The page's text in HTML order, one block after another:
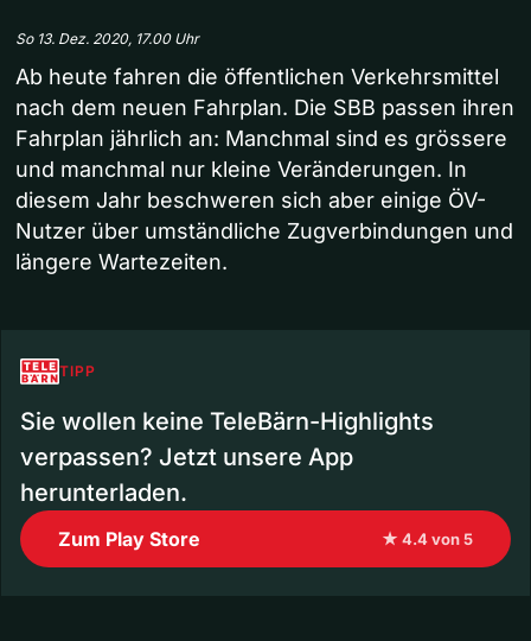
So 13. Dez. 2020, 17.00 Uhr
Ab heute fahren die öffentlichen Verkehrsmittel
nach dem neuen Fahrplan. Die SBB passen ihren
Fahrplan jährlich an: Manchmal sind es grössere
und manchmal nur kleine Veränderungen. In
diesem Jahr beschweren sich aber einige ÖV-
Nutzer über umständliche Zugverbindungen und
längere Wartezeiten.
TIPP
Sie wollen keine TeleBärn-Highlights
verpassen? Jetzt unsere App
herunterladen.
Zum Play Store ★ 4.4 von 5